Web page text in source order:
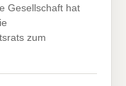
Gesellschaft hat
zum